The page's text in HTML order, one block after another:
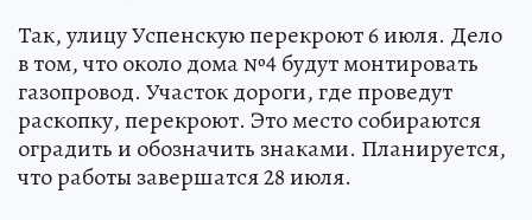
Так, улицу Успенскую перекроют 6 июля. Дело
в том, что около дома №4 будут монтировать
газопровод. Участок дороги, где проведут
раскопку, перекроют. Это место собираются
оградить и обозначить знаками. Планируется,
что работы завершатся 28 июля.